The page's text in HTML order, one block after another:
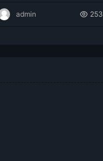
admin 253